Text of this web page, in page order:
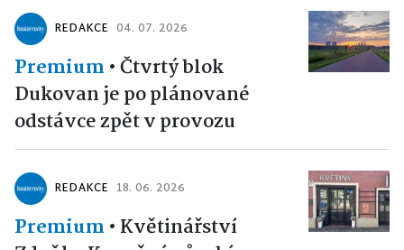
REDAKCE 04. 07. 2026
Premium •Čtvrtý blok
Dukovan je po plánované
odstávce zpět v provozu
REDAKCE 18. 06. 2026
Premium • Květinářství